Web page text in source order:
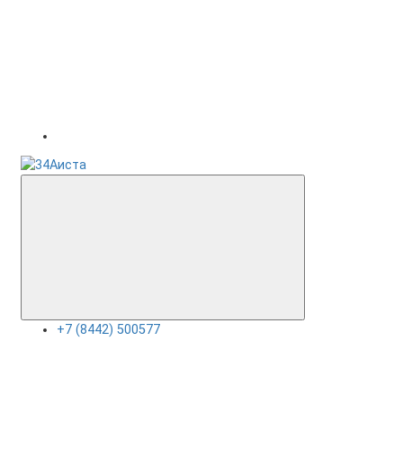
+7 (8442) 500577